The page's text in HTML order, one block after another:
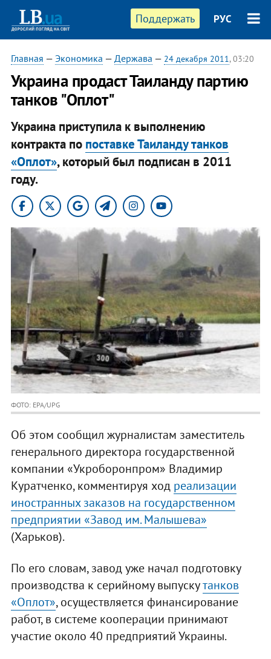
Поддержать РУС
Главная — Экономика — Держава — 24 декабря 2011, 03:20
​Украина продаст Таиланду партию
танков "Оплот"
Украина приступила к выполнению
контракта по поставке Таиланду танков
«Оплот», который был подписан в 2011
году.
ФОТО: EPA/UPG
Об этом сообщил журналистам заместитель
генерального директора государственной
компании «Укроборонпром» Владимир
Куратченко, комментируя ход реализации
иностранных заказов на государственном
предприятии «Завод им. Малышева»
(Харьков).
По его словам, завод уже начал подготовку
производства к серийному выпускутанков
«Оплот», осуществляется финансирование
работ, в системе кооперации принимают
участие около 40 предприятий Украины.